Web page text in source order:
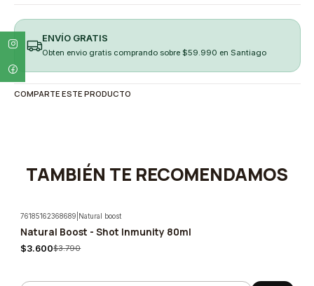
ENVÍO GRATIS
Obten envio gratis comprando sobre $59.990 en Santiago
COMPARTE ESTE PRODUCTO
TAMBIÉN TE RECOMENDAMOS
-5%
76185162368689 Natural boost
Natural Boost - Shot Inmunity 80ml
$3.600$3.790